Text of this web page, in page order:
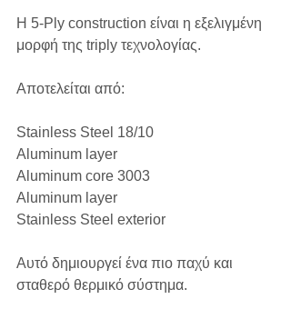
Η 5-Ply construction είναι η εξελιγμένη
μορφή της triply τεχνολογίας.
Αποτελείται από:
Stainless Steel 18/10
Aluminum layer
Aluminum core 3003
Aluminum layer
Stainless Steel exterior
Αυτό δημιουργεί ένα πιο παχύ και
σταθερό θερμικό σύστημα.